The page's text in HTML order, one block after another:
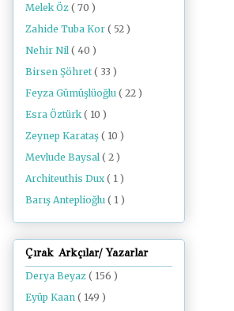
Melek Öz ( 70 )
Zahide Tuba Kor ( 52 )
Nehir Nil ( 40 )
Birsen Şöhret ( 33 )
Feyza Gümüşlüoğlu ( 22 )
Esra Öztürk ( 10 )
Zeynep Karataş ( 10 )
Mevlude Baysal ( 2 )
Architeuthis Dux ( 1 )
Barış Anteplioğlu ( 1 )
Çırak Arkçılar/ Yazarlar
Derya Beyaz ( 156 )
Eyüp Kaan ( 149 )